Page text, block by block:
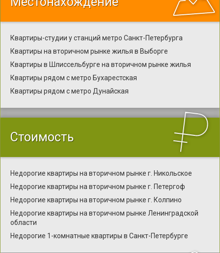
Квартиры-студии у станций метро Санкт-Петербурга
Квартиры на вторичном рынке жилья в Выборге
Квартиры в Шлиссельбурге на вторичном рынке жилья
Квартиры рядом с метро Бухарестская
Квартиры рядом с метро Дунайская
Стоимость
Недорогие квартиры на вторичном рынке г. Никольское
Недорогие квартиры на вторичном рынке г. Петергоф
Недорогие квартиры на вторичном рынке г. Колпино
Недорогие квартиры на вторичном рынке Ленинградской
области
Недорогие 1-комнатные квартиры в Санкт-Петербурге